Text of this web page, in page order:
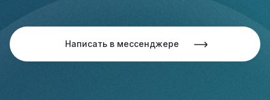
Написать в мессенджере